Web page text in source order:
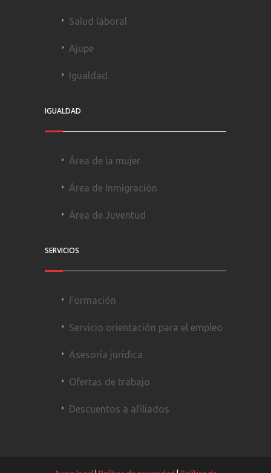
Salud laboral
Ajupe
Igualdad
IGUALDAD
Área de la mujer
Área de Inmigración
Área de Juventud
SERVICIOS
Formación
Servicio orientación para el empleo
Asesoría jurídica
Ofertas de trabajo
Descuentos a afiliados